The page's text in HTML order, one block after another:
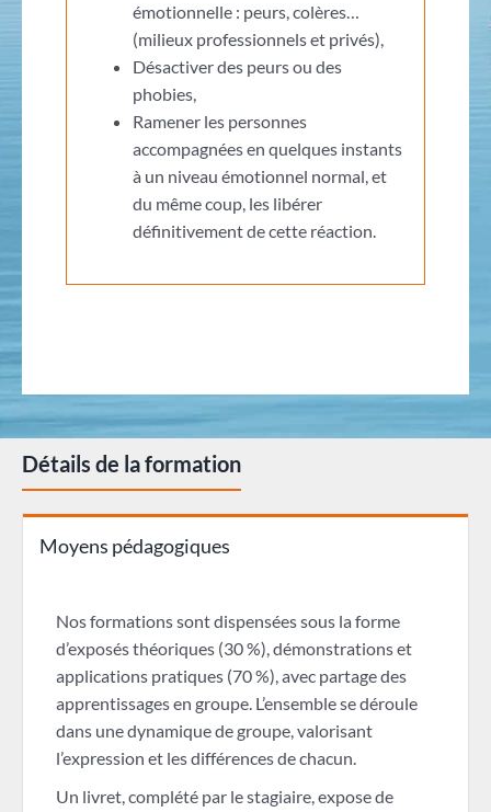
émotionnelle : peurs, colères…
(milieux professionnels et privés),
Désactiver des peurs ou des
phobies,
Ramener les personnes
accompagnées en quelques instants
à un niveau émotionnel normal, et
du même coup, les libérer
définitivement de cette réaction.
Détails de la formation
Moyens pédagogiques
Nos formations sont dispensées sous la forme
d’exposés théoriques (30 %), démonstrations et
applications pratiques (70 %), avec partage des
apprentissages en groupe. L’ensemble se déroule
dans une dynamique de groupe, valorisant
l’expression et les différences de chacun.
Un livret, complété par le stagiaire, expose de